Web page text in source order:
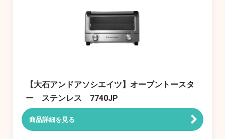
【大石アンドアソシエイツ】オーブントースタ
ー ステンレス 7740JP
商品詳細を見る